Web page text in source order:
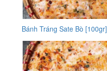
Bánh Tráng Sate Bò [100gr]